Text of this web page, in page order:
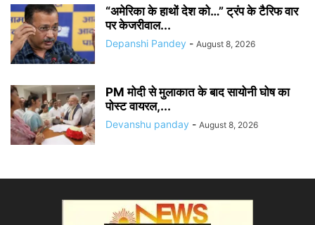
“अमेरिका के हाथों देश को…” ट्रंप के टैरिफ वार
पर केजरीवाल...
Depanshi Pandey - August 8, 2026
PM मोदी से मुलाकात के बाद सायोनी घोष का
पोस्ट वायरल,...
Devanshu panday - August 8, 2026